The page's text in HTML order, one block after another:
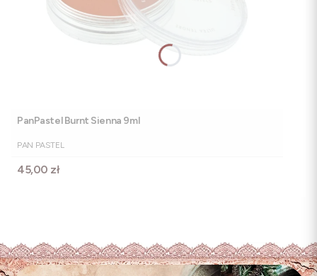
PanPastel Burnt Sienna 9ml
PRODUCENT
PAN PASTEL
Cena
45,00 zł